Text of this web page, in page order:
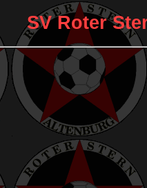
SV Roter